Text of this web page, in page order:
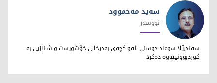
سەيد مەحموود
سەيد مەحموود
نووسەر
سەندرێلا سوعاد حوسنی، ئه‌و كچه‌ی به‌درخانی خۆشویست و شانازیی به‌
كوردبوونییه‌وه‌ ده‌كرد